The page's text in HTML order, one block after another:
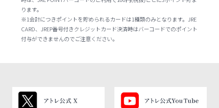
ります。
※1会計につきポイントを貯められるカードは1種類のみとなります。JRE
CARD、JREP番号付きクレジットカード決済時はバーコードでのポイント
付与ができませんのでご注意ください。